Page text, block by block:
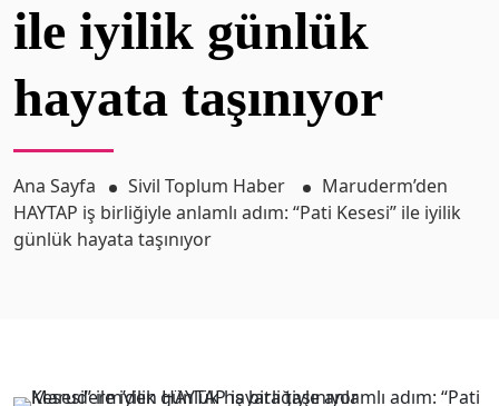
ile iyilik günlük
hayata taşınıyor
Ana Sayfa Sivil Toplum Haber
Maruderm’den
HAYTAP iş birliğiyle anlamlı adım: “Pati Kesesi” ile iyilik
günlük hayata taşınıyor